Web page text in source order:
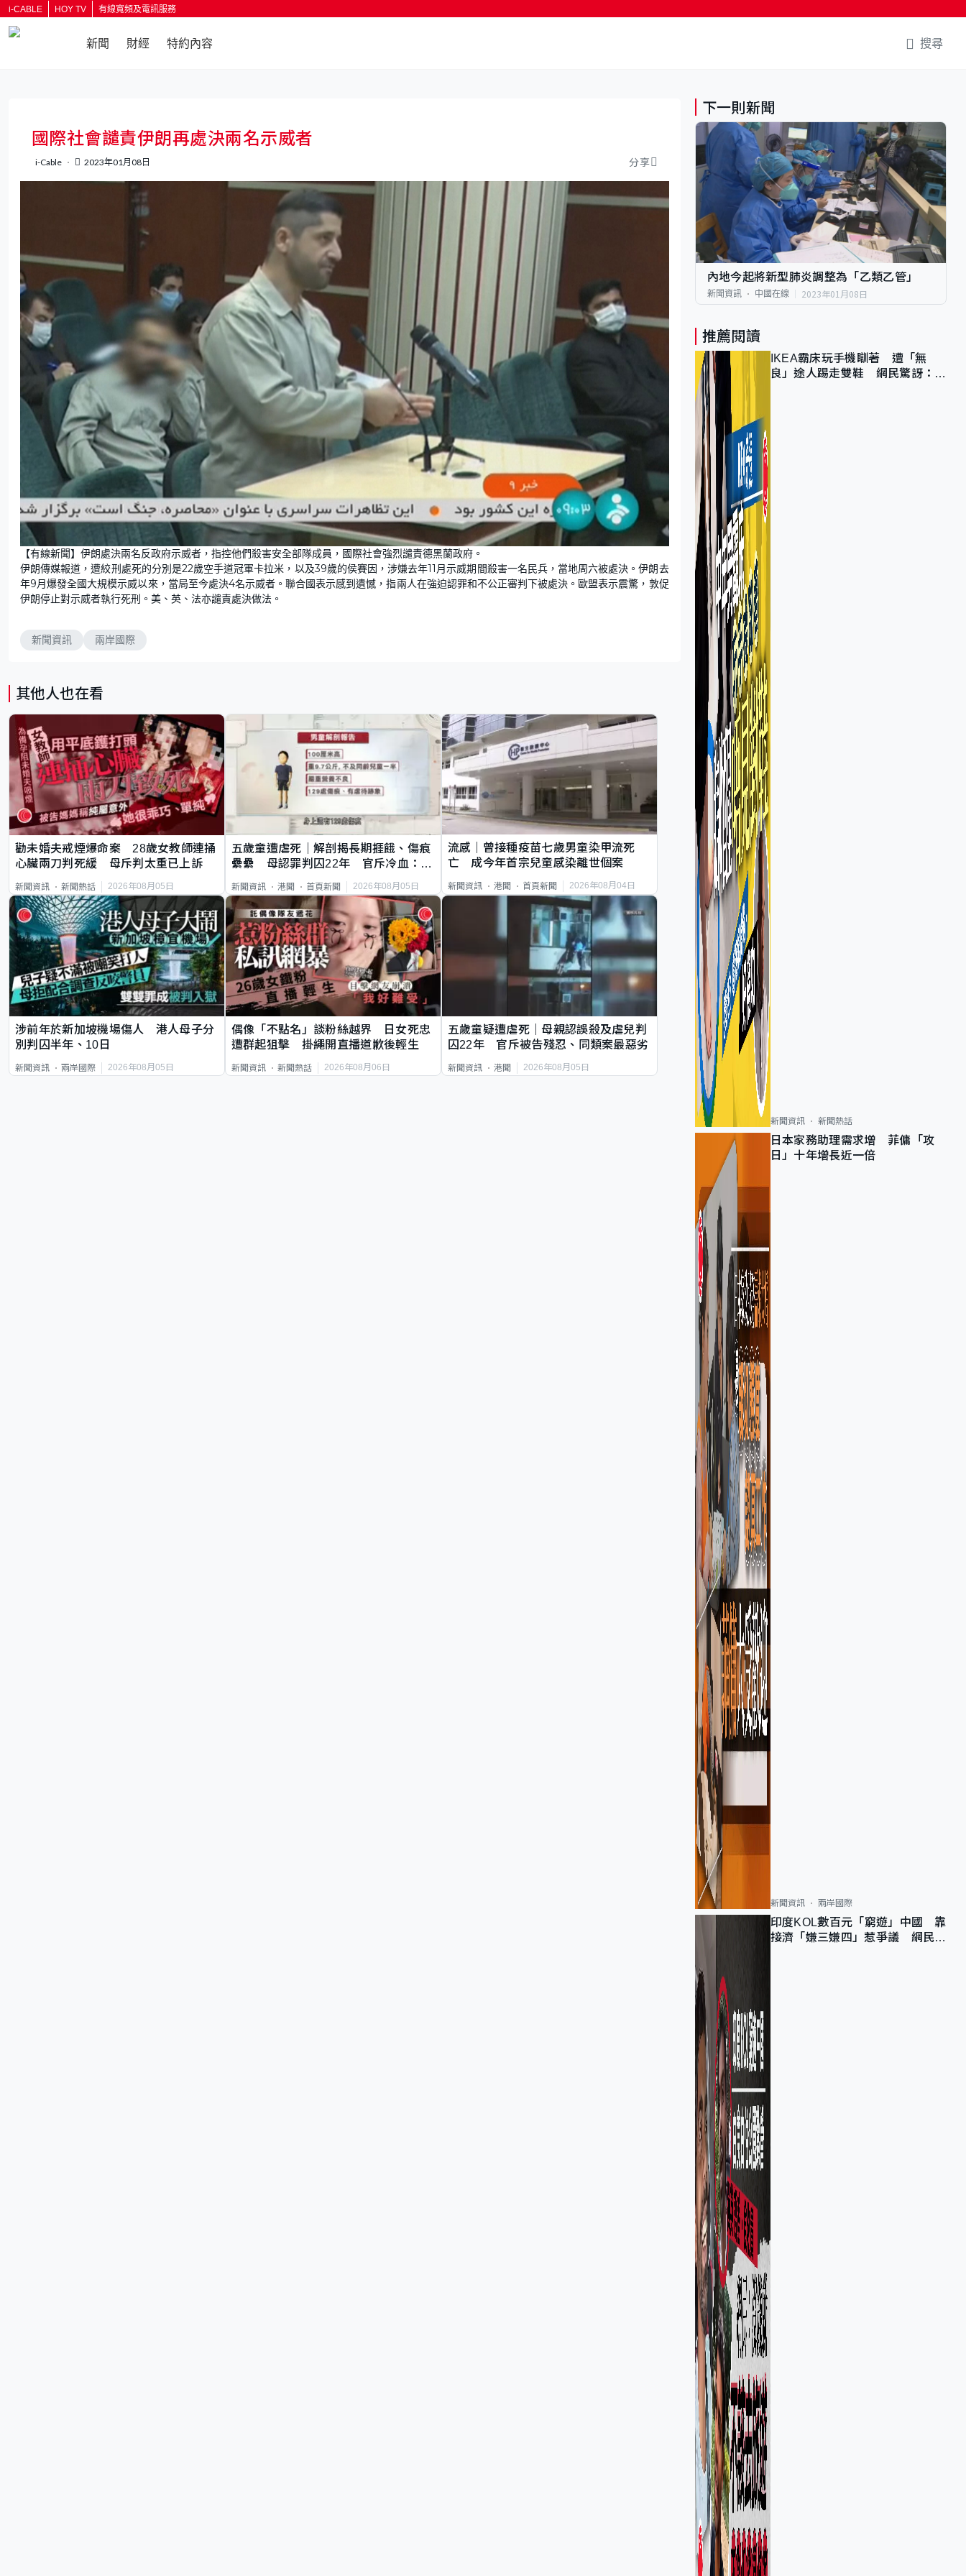
i-CABLE HOY TV 有線寬頻及電訊服務
新聞 財經 特約內容 搜尋
國際社會譴責伊朗再處決兩名示威者
i-Cable 2023年01月08日 分享
【有線新聞】伊朗處決兩名反政府示威者，指控他們殺害安全部隊成員，國際社會強烈譴責德黑蘭政府。
伊朗傳媒報道，遭絞刑處死的分別是22歲空手道冠軍卡拉米，以及39歲的侯賽因，涉嫌去年11月示威期間殺害一名民兵，當地周六被處決。伊朗去
年9月爆發全國大規模示威以來，當局至今處決4名示威者。聯合國表示感到遺憾，指兩人在強迫認罪和不公正審判下被處決。歐盟表示震驚，敦促
伊朗停止對示威者執行死刑。美、英、法亦譴責處決做法。
新聞資訊 兩岸國際
其他人也在看
勸未婚夫戒煙爆命案 28歲女教師連捅
心臟兩刀判死緩 母斥判太重已上訴
新聞資訊 新聞熱話 2026年08月05日
五歲童遭虐死｜解剖揭長期捱餓、傷痕
纍纍 母認罪判囚22年 官斥冷血：同
新聞資訊 港聞 首頁新聞 2026年08月05日
流感｜曾接種疫苗七歲男童染甲流死
亡 成今年首宗兒童感染離世個案
新聞資訊 港聞 首頁新聞 2026年08月04日
涉前年於新加坡機場傷人 港人母子分
別判囚半年、10日
新聞資訊 兩岸國際 2026年08月05日
偶像「不點名」談粉絲越界 日女死忠
遭群起狙擊 掛繩開直播道歉後輕生
新聞資訊 新聞熱話 2026年08月06日
五歲童疑遭虐死｜母親認誤殺及虐兒判
囚22年 官斥被告殘忍、同類案最惡劣
新聞資訊 港聞 2026年08月05日
下一則新聞
內地今起將新型肺炎調整為「乙類乙管」
新聞資訊 中國在線 2023年01月08日
推薦閱讀
IKEA霸床玩手機瞓著 遭「無
良」途人踢走雙鞋 網民驚訝：冇
新聞資訊 新聞熱話
日本家務助理需求增 菲傭「攻
日」十年增長近一倍
新聞資訊 兩岸國際
印度KOL數百元「窮遊」中國 靠
接濟「嫌三嫌四」惹爭議 網民：